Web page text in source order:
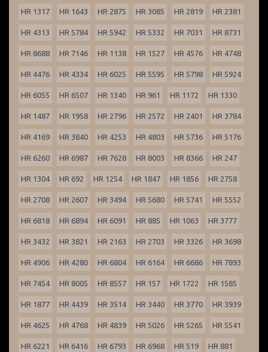
HR 1317 HR 1643 HR 2875 HR 3085 HR 2819 HR 2381
HR 4313 HR 5784 HR 5942 HR 5332 HR 7031 HR 8731
HR 8688 HR 7146 HR 1138 HR 1527 HR 4576 HR 4748
HR 4476 HR 4334 HR 6025 HR 5595 HR 5798 HR 5924
HR 6055 HR 6507 HR 1340 HR 961 HR 1172 HR 1330
HR 1487 HR 1958 HR 2796 HR 2572 HR 2401 HR 3784
HR 4169 HR 3840 HR 4253 HR 4803 HR 5736 HR 5176
HR 6260 HR 6987 HR 7628 HR 8003 HR 8366 HR 247
HR 1304 HR 692 HR 1254 HR 1847 HR 1856 HR 2758
HR 2708 HR 2607 HR 3494 HR 5680 HR 5741 HR 5552
HR 6818 HR 6894 HR 6091 HR 885 HR 1063 HR 3777
HR 3432 HR 3821 HR 2163 HR 2703 HR 3326 HR 3698
HR 4906 HR 4280 HR 6804 HR 6164 HR 6686 HR 7893
HR 7454 HR 8005 HR 8557 HR 157 HR 1722 HR 1585
HR 1877 HR 4439 HR 3514 HR 3440 HR 3770 HR 3939
HR 4625 HR 4768 HR 4839 HR 5026 HR 5265 HR 5541
HR 6221 HR 6416 HR 6793 HR 6968 HR 519 HR 881